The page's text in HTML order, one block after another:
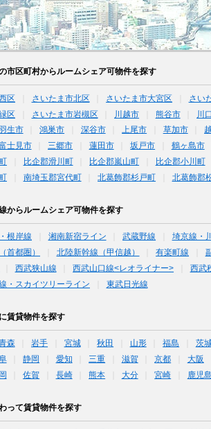
市区町村からルームシェア可物件を探す
区 さいたま市北区 さいたま市大宮区 さい
区
さいたま市岩槻区 川越市 熊谷市 川
生市 鴻巣市 深谷市 上尾市 草加市
士見市 三郷市 蓮田市 坂戸市 鶴ヶ島市
比企郡滑川町 比企郡嵐山町 比企郡小川町
南埼玉郡宮代町 北葛飾郡杉戸町 北葛飾郡
からルームシェア可物件を探す
根岸線 湘南新宿ライン 武蔵野線 埼京線・
首都圏）
北陸新幹線（甲信越） 有楽町線
西武狭山線 西武山口線<レオライナー> 西武
・スカイツリーライン
東武日光線
賃貸物件を探す
森 岩手 宮城 秋田 山形 福島 茨
静岡 愛知 三重 滋賀 京都 大阪
佐賀 長崎 熊本 大分 宮崎 鹿児島
って賃貸物件を探す